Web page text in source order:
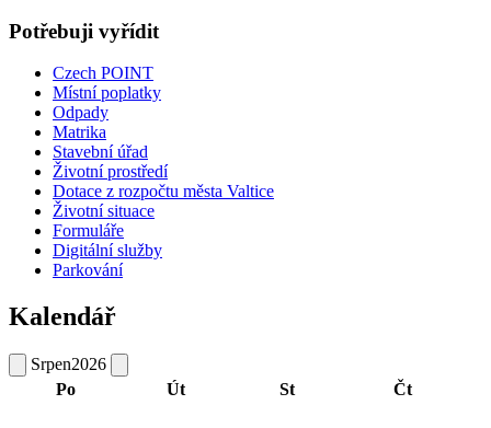
Potřebuji vyřídit
Czech POINT
Místní poplatky
Odpady
Matrika
Stavební úřad
Životní prostředí
Dotace z rozpočtu města Valtice
Životní situace
Formuláře
Digitální služby
Parkování
Kalendář
Srpen2026
Po
Út St Čt